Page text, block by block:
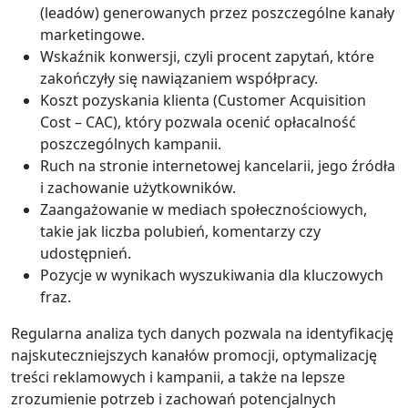
(leadów) generowanych przez poszczególne kanały
marketingowe.
Wskaźnik konwersji, czyli procent zapytań, które
zakończyły się nawiązaniem współpracy.
Koszt pozyskania klienta (Customer Acquisition
Cost – CAC), który pozwala ocenić opłacalność
poszczególnych kampanii.
Ruch na stronie internetowej kancelarii, jego źródła
i zachowanie użytkowników.
Zaangażowanie w mediach społecznościowych,
takie jak liczba polubień, komentarzy czy
udostępnień.
Pozycje w wynikach wyszukiwania dla kluczowych
fraz.
Regularna analiza tych danych pozwala na identyfikację
najskuteczniejszych kanałów promocji, optymalizację
treści reklamowych i kampanii, a także na lepsze
zrozumienie potrzeb i zachowań potencjalnych